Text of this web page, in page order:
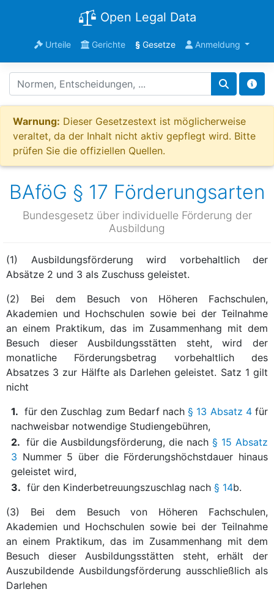
Open Legal Data
Urteile Gerichte §Gesetze Anmeldung
Warnung: Dieser Gesetzestext ist möglicherweise
veraltet, da der Inhalt nicht aktiv gepflegt wird. Bitte
prüfen Sie die offiziellen Quellen.
BAföG § 17 Förderungsarten
Bundesgesetz über individuelle Förderung der
Ausbildung
(1) Ausbildungsförderung wird vorbehaltlich der
Absätze 2 und 3 als Zuschuss geleistet.
(2) Bei dem Besuch von Höheren Fachschulen,
Akademien und Hochschulen sowie bei der Teilnahme
an einem Praktikum, das im Zusammenhang mit dem
Besuch dieser Ausbildungsstätten steht, wird der
monatliche Förderungsbetrag vorbehaltlich des
Absatzes 3 zur Hälfte als Darlehen geleistet. Satz 1 gilt
nicht
1. für den Zuschlag zum Bedarf nach§ 13 Absatz 4für
nachweisbar notwendige Studiengebühren,
2. für die Ausbildungsförderung, die nach § 15 Absatz
3 Nummer 5 über die Förderungshöchstdauer hinaus
geleistet wird,
3. für den Kinderbetreuungszuschlag nach § 14b.
(3) Bei dem Besuch von Höheren Fachschulen,
Akademien und Hochschulen sowie bei der Teilnahme
an einem Praktikum, das im Zusammenhang mit dem
Besuch dieser Ausbildungsstätten steht, erhält der
Auszubildende Ausbildungsförderung ausschließlich als
Darlehen